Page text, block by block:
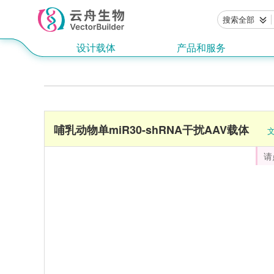
搜索全部
设计载体 产品和服务
哺乳动物单miR30-shRNA干扰AAV载体
请